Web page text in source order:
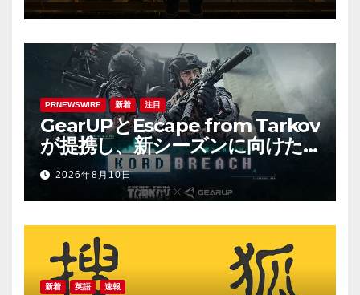
PRNEWSWIRE 新着 注目
GearUPとEscape from Tarkov
が提携し、新シーズンに向けた
オンラインゲーム体験を向上さ
せる
2026年8月10日
新着 英語 速報